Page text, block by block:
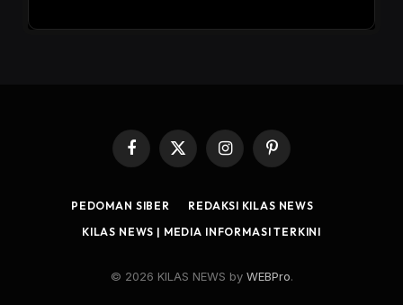
Facebook
X
(Twitter)
InstagramPinterest
PEDOMAN SIBER
REDAKSI KILAS NEWS
KILAS NEWS | MEDIA INFORMASI TERKINI
© 2026 KILAS NEWS by WEBPro.